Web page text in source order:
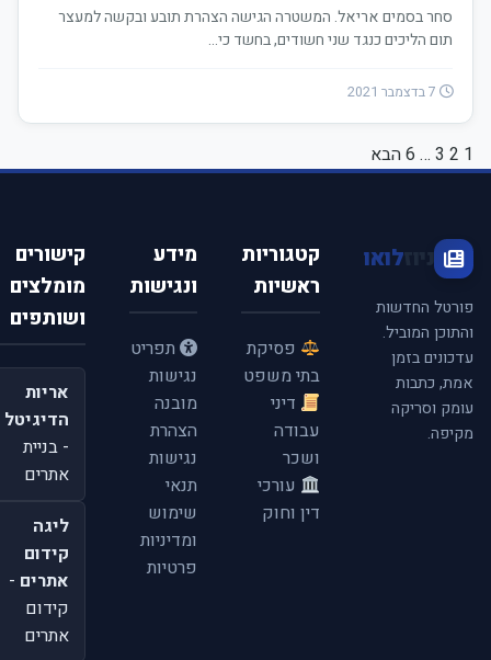
סחר בסמים אריאל. המשטרה הגישה הצהרת תובע ובקשה למעצר
תום הליכים כנגד שני חשודים, בחשד כי…
7 בדצמבר 2021
Posts
2
3
…
6 הבא
ניוז לואו
פורטל החדשות
והתוכן המוביל.
עדכונים בזמן
אמת, כתבות
עומק וסריקה
מקיפה.
קטגוריות
ראשיות
פסיקת
בתי משפט
דיני
עבודה
ושכר
עורכי
דין וחוק
מידע
ונגישות
תפריט
נגישות
מובנה
הצהרת
נגישות
תנאי
שימוש
ומדיניות
פרטיות
קישורים
מומלצים
ושותפים
אריות
הדיגיטל
- בניית
אתרים
ליגה
קידום
אתרים-
קידום
אתרים